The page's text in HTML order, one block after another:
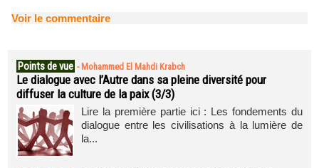
Voir le commentaire
Points de vue - Mohammed El Mahdi Krabch
Le dialogue avec l’Autre dans sa pleine diversité pour
diffuser la culture de la paix (3/3)
Lire la première partie ici : Les fondements du
dialogue entre les civilisations à la lumière de
la...